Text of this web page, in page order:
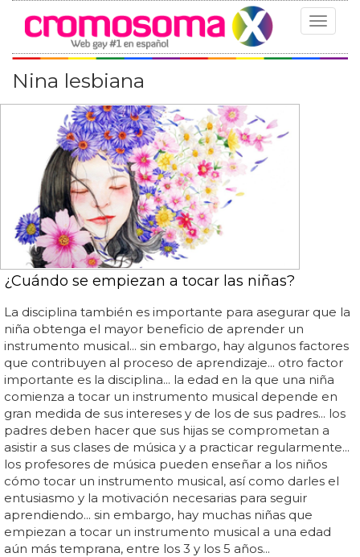
Toggle
Nina lesbiana
¿Cuándo se empiezan a tocar las niñas?
La disciplina también es importante para asegurar que la
niña obtenga el mayor beneficio de aprender un
instrumento musical... sin embargo, hay algunos factores
que contribuyen al proceso de aprendizaje... otro factor
importante es la disciplina... la edad en la que una niña
comienza a tocar un instrumento musical depende en
gran medida de sus intereses y de los de sus padres... los
padres deben hacer que sus hijas se comprometan a
asistir a sus clases de música y a practicar regularmente...
los profesores de música pueden enseñar a los niños
cómo tocar un instrumento musical, así como darles el
entusiasmo y la motivación necesarias para seguir
aprendiendo... sin embargo, hay muchas niñas que
empiezan a tocar un instrumento musical a una edad
aún más temprana, entre los 3 y los 5 años...